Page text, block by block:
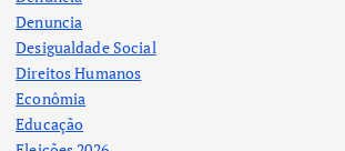
Denuncia
Desigualdade Social
Direitos Humanos
Econômia
Educação